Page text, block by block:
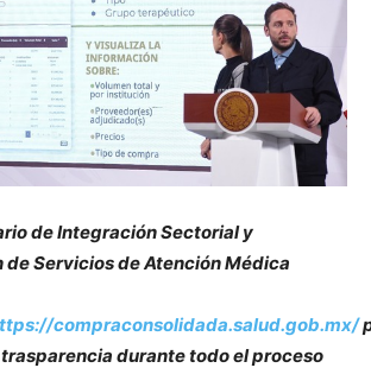
de Integración Sectorial y
de Servicios de Atención Médica
compraconsolidada.salud.gob.mx/
durante todo el proceso